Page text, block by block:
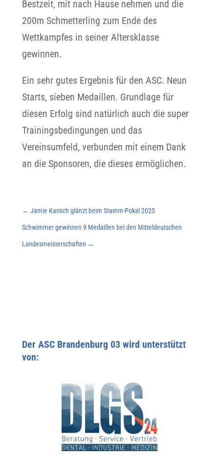
Bestzeit, mit nach Hause nehmen und die
200m Schmetterling zum Ende des
Wettkampfes in seiner Altersklasse
gewinnen.
Ein sehr gutes Ergebnis für den ASC. Neun
Starts, sieben Medaillen. Grundlage für
diesen Erfolg sind natürlich auch die super
Trainingsbedingungen und das
Vereinsumfeld, verbunden mit einem Dank
an die Sponsoren, die dieses ermöglichen.
← Jamie Karisch glänzt beim Stamm-Pokal 2025
Schwimmer gewinnen 9 Medaillen bei den Mitteldeutschen
Landesmeisterschaften →
Der ASC Brandenburg 03 wird unterstützt
von: